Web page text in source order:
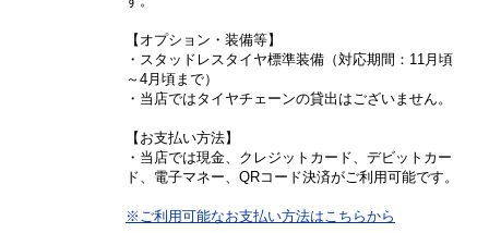
【オプション・装備等】
・スタッドレスタイヤ標準装備（対応期間：11月頃
～4月頃まで）
・当店ではタイヤチェーンの貸出はございません。
【お支払い方法】
・当店では現金、クレジットカード、デビットカー
ド、電子マネー、QRコード決済がご利用可能です。
※ご利用可能なお支払い方法はこちらから